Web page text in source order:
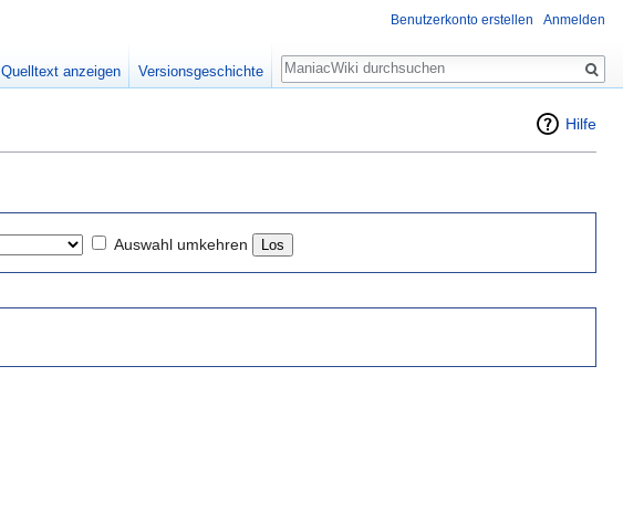
Hilfe
Auswahl umkehren
Benutzerkonto erstellen Anmelden
Quelltext anzeigen Versionsgeschichte
Suche